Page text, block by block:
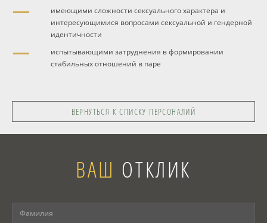
имеющими сложности сексуального характера и
интересующимися вопросами сексуальной и гендерной
идентичности
испытывающими затруднения в формировании
стабильных отношений в паре
ВЕРНУТЬСЯ К СПИСКУ ПЕРСОНАЛИЙ
ВАШ ОТКЛИК